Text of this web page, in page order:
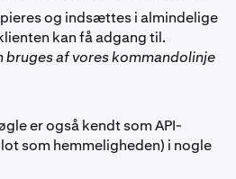
og indsættes i almindelige
kan få adgang til.
bruges af vores kommandolinje
er også kendt som API-
som hemmeligheden) i nogle